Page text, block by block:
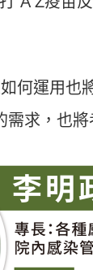
何運用也
求，也將